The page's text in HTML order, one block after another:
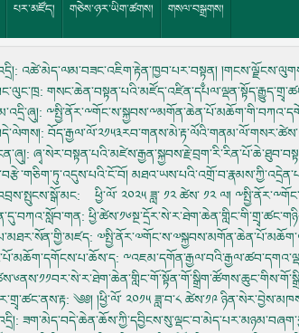
པར་མཛོད། གཅེས་ཉར་ཡིག་ཚགས། གསལ་བསྒྲགས།
: འཚེ་མེད་ལམ་བཟང་འཇིག་རྟེན་ཁྱབ་པར་བསྟ༵ན།
:
:
:
:
: ཕྱི་ལོ་ ༢༠༢༥ ཟླ་ ༡༢ ཚེས་ ༡༢ ལ།
:
:
:
: ༄༅། །ཕྱི་ལོ་ ༢༠༡༥ ཟླ་བ་༨ ཚེས་༡༩
: